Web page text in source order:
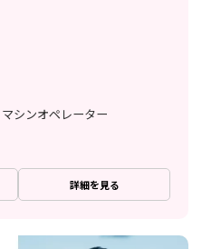
シンオペレーター
詳細を見る